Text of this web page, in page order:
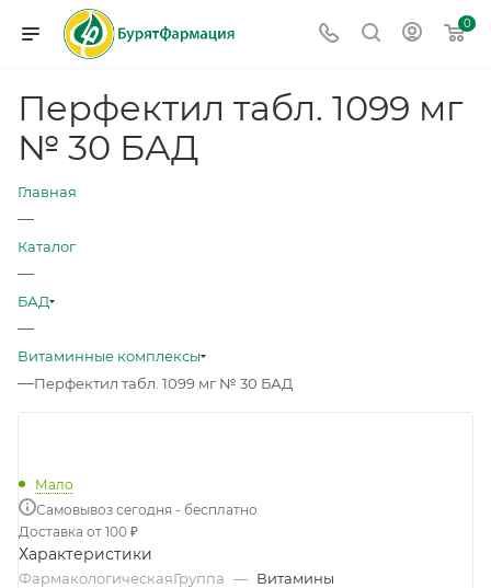
0
Перфектил табл. 1099 мг
№ 30 БАД
Главная
—
Каталог
—
БАД
—
Витаминные комплексы
—Перфектил табл. 1099 мг № 30 БАД
Мало
Самовывоз сегодня - бесплатно
Доставка от 100 ₽
Характеристики
ФармакологическаяГруппа — Витамины